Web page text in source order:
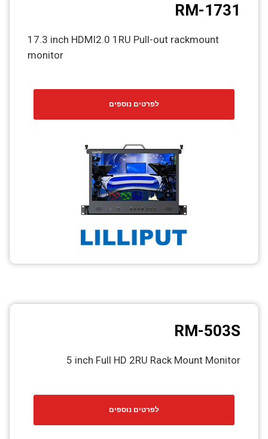
RM-1731
17.3 inch HDMI2.0 1RU Pull-out rackmount
monitor
לפרטים נוספים
RM-503S
5 inch Full HD 2RU Rack Mount Monitor
לפרטים נוספים